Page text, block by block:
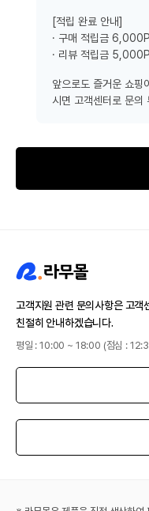
[적립 완료 안내]
· 구매 적립금 6,000P
· 리뷰 적립금 5,000P
앞으로도 즐거운 쇼핑
시면 고객센터로 문의
고객지원 관련 문의사항은 고객
친절히 안내하겠습니다.
평일 : 10:00 ~ 18:00 (점심 :